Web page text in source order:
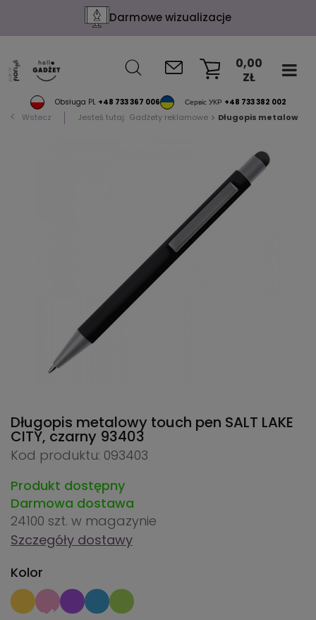
Darmowe wizualizacje
Obsługa PL +48 733 367 006 Сервіс УКР +48 733 382 002
0,00
ZŁ
Wstecz Jesteś tutaj: Gadżety reklamowe Długopis metalowy
Długopis metalowy touch pen SALT LAKE
CITY, czarny 93403
Kod produktu: 093403
Produkt dostępny
Darmowa dostawa
24100 szt. w magazynie
Szczegóły dostawy
Kolor